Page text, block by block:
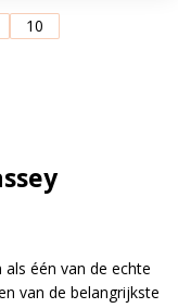
10
één van de echte
van de belangrijkste